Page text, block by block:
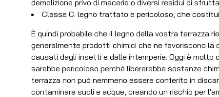
demolizione privo di macerie o diversi residui di
Classe C: legno trattato e pericoloso, che
È quindi probabile che il legno della vostra terrazza
generalmente prodotti chimici che ne favoriscono
causati dagli insetti e dalle intemperie. Oggi è
sarebbe pericoloso perché libererebbe sostanze
terrazza non può nemmeno essere conferito in
contaminare suoli e acque, creando un rischio per